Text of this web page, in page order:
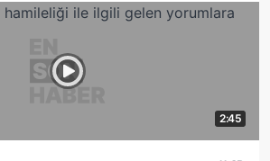
2:45